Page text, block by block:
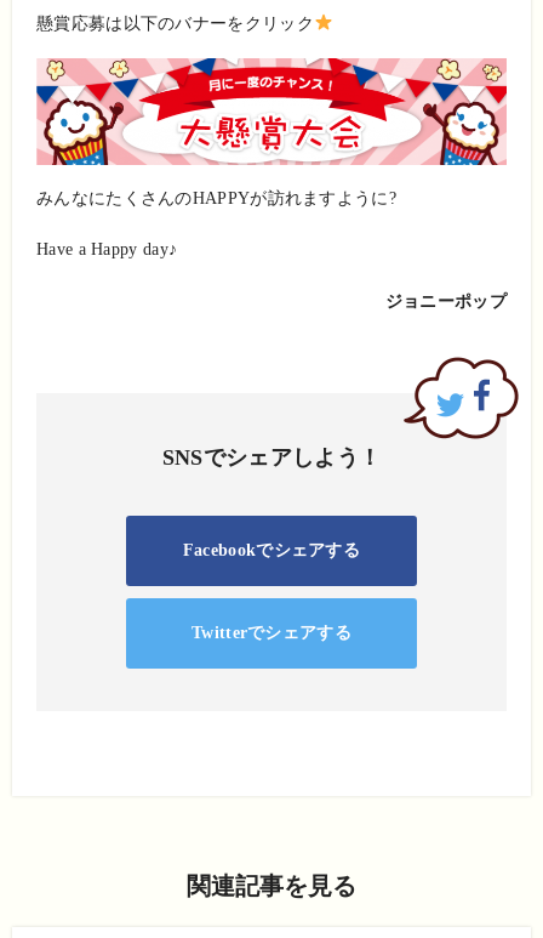
懸賞応募は以下のバナーをクリック
みんなにたくさんのHAPPYが訪れますように?
Have a Happy day♪
ジョニーポップ
SNSでシェアしよう！
Facebookでシェアする
Twitterでシェアする
関連記事を見る